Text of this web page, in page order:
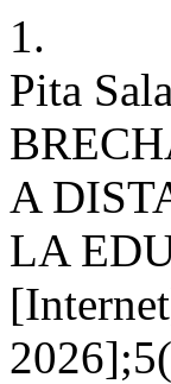
1.
Pita
A
LA